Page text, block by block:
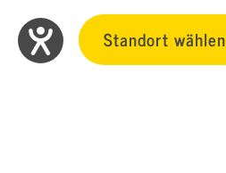
Standort wählen